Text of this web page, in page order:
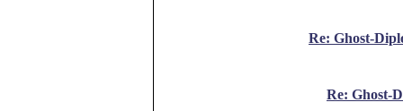
Re: Ghost-
Re: Ghost-